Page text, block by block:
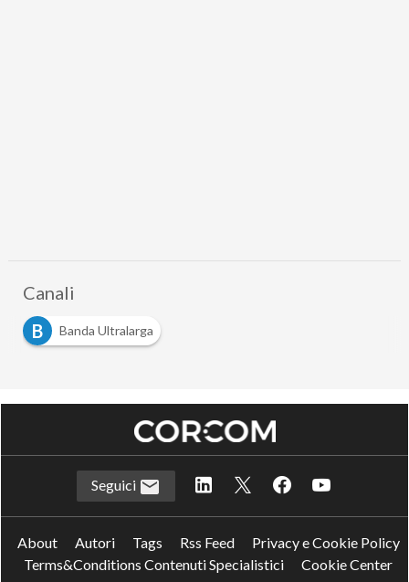
Canali
B
Banda Ultralarga
Seguici
About Autori Tags Rss Feed
Privacy e Cookie Policy
Terms&Conditions Contenuti Specialistici
Cookie Center